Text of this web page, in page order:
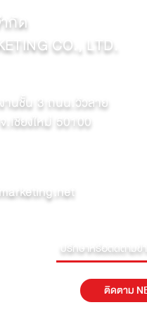
กัด
CO., LTD.
านชั้น 3 ถนน.วัวลาย
เชียงใหม่ 50100
ปรึกษาหรือติดตามข่
ติดตาม